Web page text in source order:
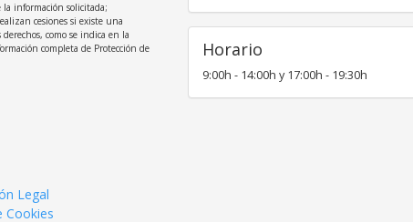
información solicitada;
cesiones si existe una
como se indica en la
completa de Protección de
Legal
Cookies
Horario
9:00h - 14:00h y 17:00h - 19:30h